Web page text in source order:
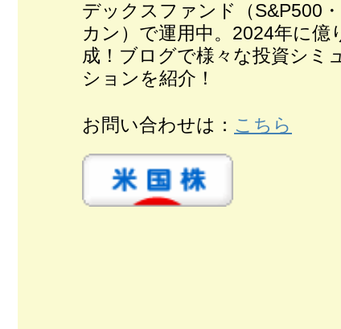
デックスファンド（S&P500
カン）で運用中。2024年に億
成！ブログで様々な投資シミ
ションを紹介！
お問い合わせは： こちら